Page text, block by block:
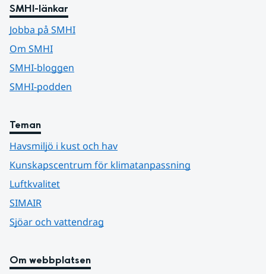
SMHI-länkar
Jobba på SMHI
Om SMHI
SMHI-bloggen
SMHI-podden
Teman
Havsmiljö i kust och hav
Kunskapscentrum för klimatanpassning
Luftkvalitet
SIMAIR
Sjöar och vattendrag
Om webbplatsen